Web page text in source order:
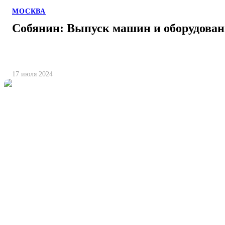
МОСКВА
Собянин: Выпуск машин и
17 июля 2024